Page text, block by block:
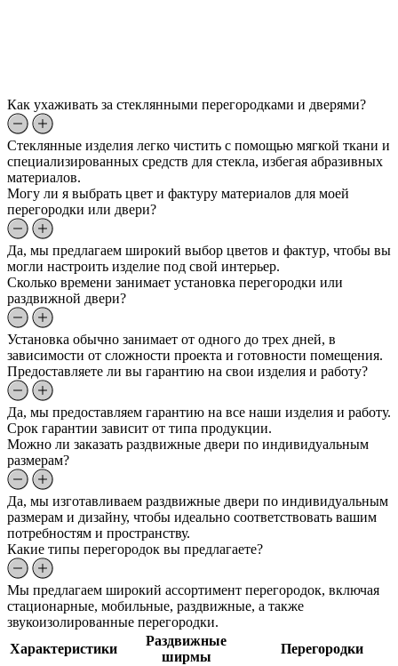
Как ухаживать за стеклянными перегородками и дверями?
Стеклянные изделия легко чистить с помощью мягкой ткани и
специализированных средств для стекла, избегая абразивных
материалов.
Могу ли я выбрать цвет и фактуру материалов для моей
перегородки или двери?
Да, мы предлагаем широкий выбор цветов и фактур, чтобы вы
могли настроить изделие под свой интерьер.
Сколько времени занимает установка перегородки или
раздвижной двери?
Установка обычно занимает от одного до трех дней, в
зависимости от сложности проекта и готовности помещения.
Предоставляете ли вы гарантию на свои изделия и работу?
Да, мы предоставляем гарантию на все наши изделия и работу.
Срок гарантии зависит от типа продукции.
Можно ли заказать раздвижные двери по индивидуальным
размерам?
Да, мы изготавливаем раздвижные двери по индивидуальным
размерам и дизайну, чтобы идеально соответствовать вашим
потребностям и пространству.
Какие типы перегородок вы предлагаете?
Мы предлагаем широкий ассортимент перегородок, включая
стационарные, мобильные, раздвижные, а также
звукоизолированные перегородки.
Характеристики
Раздвижные
ширмы
Перегородки